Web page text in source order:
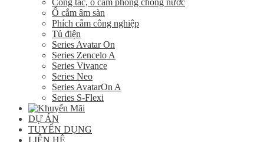
Công tắc, ổ cắm phòng chống nước
Ổ cắm âm sàn
Phích cắm công nghiệp
Tủ điện
Series Avatar On
Series Zencelo A
Series Vivance
Series Neo
Series AvatarOn A
Series S-Flexi
DỰ ÁN
TUYỂN DỤNG
LIÊN HỆ